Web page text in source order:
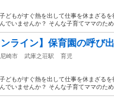
子どもがすぐ熱を出して仕事を休まざる
でいませんか？ そんな子育てママのた
ンライン】保育園の呼
尼崎市 武庫之荘駅
育児
子どもがすぐ熱を出して仕事を休まざる
でいませんか？ そんな子育てママのた